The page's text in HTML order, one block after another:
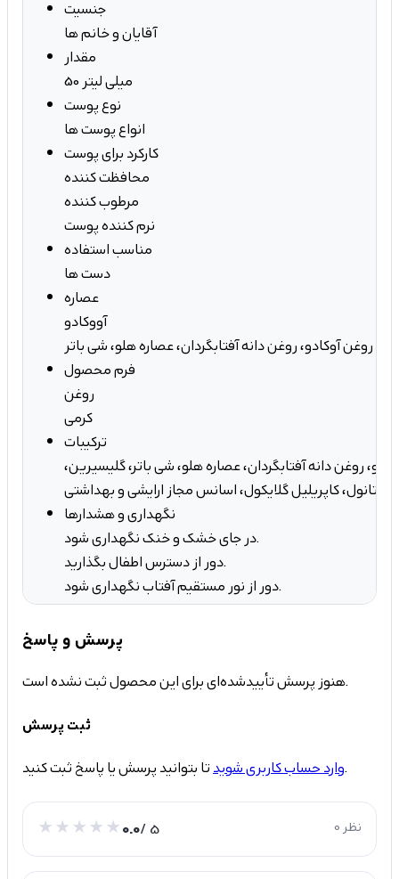
جنسیت
آقایان و خانم ها
مقدار
50 میلی لیتر
نوع پوست
انواع پوست ها
کارکرد برای پوست
محافظت کننده
مرطوب کننده
نرم کننده پوست
مناسب استفاده
دست ها
عصاره
آووکادو
روغن آوکادو، روغن دانه آفتابگردان، عصاره هلو، شی باتر
فرم محصول
روغن
کرمی
ترکیبات
روغن دانه آفتابگردان، عصاره هلو، شی باتر، گلیسیرین،
اتانول، کاپریلیل گلایکول، اسانس مجاز ارایشی و بهداشتی
نگهداری و هشدارها
در جای خشک و خنک نگهداری شود.
دور از دسترس اطفال بگذارید.
دور از نور مستقیم آفتاب نگهداری شود.
پرسش و پاسخ
هنوز پرسش تأییدشده‌ای برای این محصول ثبت نشده است.
ثبت پرسش
وارد حساب کاربری شویدتا بتوانید پرسش یا پاسخ ثبت کنید.
0.0/ 5 0 نظر